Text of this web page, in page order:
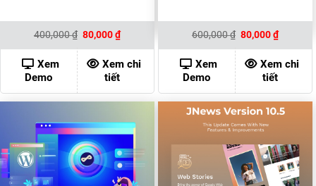
400,000₫ Giá
gốc
là:
400,000 ₫.
80,000₫Giá
hiện
tại
là:
80,000 ₫.
Xem
Demo
Xem chi
tiết
600,000₫ Giá
gốc
là:
600,000 ₫.
80,000₫Giá
hiện
tại
là:
80,000
Xem
Demo
Xem chi
tiết